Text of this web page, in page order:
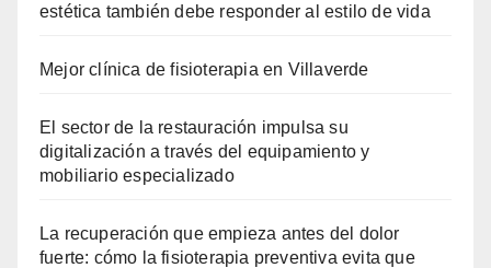
estética también debe responder al estilo de vida
Mejor clínica de fisioterapia en Villaverde
El sector de la restauración impulsa su
digitalización a través del equipamiento y
mobiliario especializado
La recuperación que empieza antes del dolor
fuerte: cómo la fisioterapia preventiva evita que